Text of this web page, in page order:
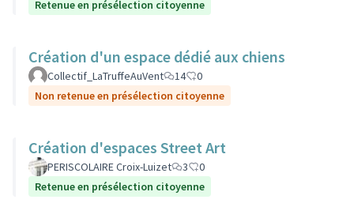
Retenue en présélection citoyenne
Création d'un espace dédié aux chiens
Collectif_LaTruffeAuVent 14
0
Non retenue en présélection citoyenne
Création d'espaces Street Art
PERISCOLAIRE Croix-Luizet 3
0
Retenue en présélection citoyenne